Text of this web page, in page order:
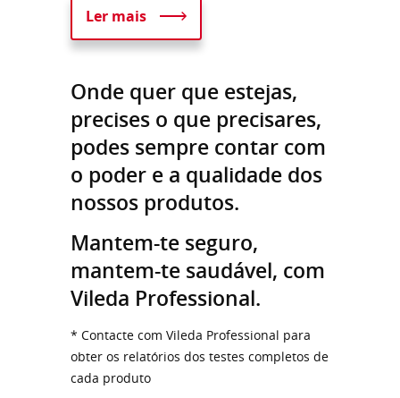
Ler mais
Onde quer que estejas,
precises o que precisares,
podes sempre contar com
o poder e a qualidade dos
nossos produtos.
Mantem-te seguro,
mantem-te saudável, com
Vileda Professional.
* Contacte com Vileda Professional para
obter os relatórios dos testes completos de
cada produto